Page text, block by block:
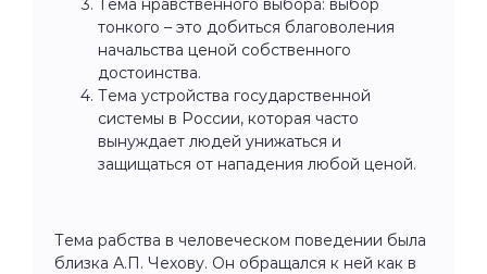
Тема нравственного выбора: выбор
тонкого – это добиться благоволения
начальства ценой собственного
достоинства.
Тема устройства государственной
системы в России, которая часто
вынуждает людей унижаться и
защищаться от нападения любой ценой.
Тема рабства в человеческом поведении была
близка А.П. Чехову. Он обращался к ней как в